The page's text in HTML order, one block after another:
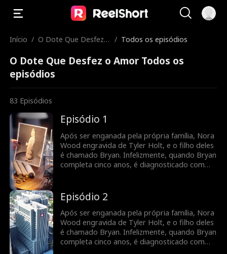
Início / O Dote Que Desfez o
/ Todos os episódios
O Dote Que Desfez o Amor Todos os
episódios
83 Episódios
Episódio 1
Após ser enganada pela própria família, Nora
Wood engravida de Tyler Holt, e o filho deles
é chamado Bryan. Infelizmente, quando Bryan
completa cinco anos, é diagnosticado com
família que Tyler lhe deu, desencadeando uma
busca por Bryan pela família Holt em toda a
cidade. Enquanto isso, Nora se junta ao Holt
Group como secretária de Tyler. À medida
que trabalham juntos, seus sentimentos um
pelo outro crescem, e o relacionamento deles
Episódio 2
Após ser enganada pela própria família, Nora
Wood engravida de Tyler Holt, e o filho deles
é chamado Bryan. Infelizmente, quando Bryan
completa cinco anos, é diagnosticado com